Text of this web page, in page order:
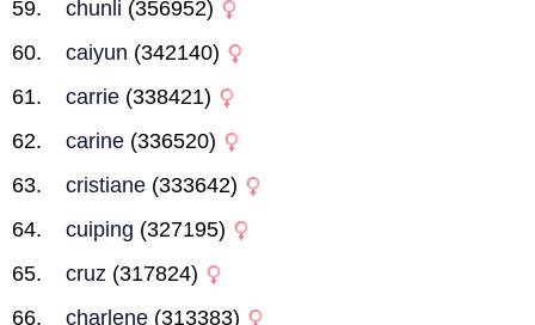
chunli (356952)
caiyun (342140)
carrie (338421)
carine (336520)
cristiane (333642)
cuiping (327195)
cruz (317824)
charlene (313383)